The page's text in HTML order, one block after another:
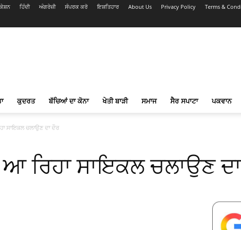
ਹਿੰਦੀ ਅੰਗਰੇਜ਼ੀ ਸੰਪਰਕ ਕਰੋ ਇਸ਼ਤਿਹਾਰ About Us Privacy Policy Terms &
ਕੁਦਰਤ ਬੱਚਿਆਂ ਦਾ ਕੋਨਾ ਖੇਤੀ ਬਾੜੀ ਸਮਾਜ ਸੈਰ ਸਪਾਟਾ ਪਕਵਾਨ
ਸਾਇਕਲ ਚਲਾਉਣ ਦਾ ਦੌਰ
ਆ ਰਿਹਾ ਸਾਇਕਲ ਚਲਾਉਣ